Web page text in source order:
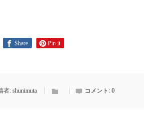
Share Pin it
者: shunimuta コメント: 0